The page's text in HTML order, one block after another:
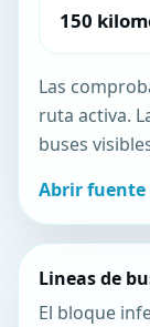
150
Las
ruta activa.
buses
Abrir fuente
Lineas de
El bloque